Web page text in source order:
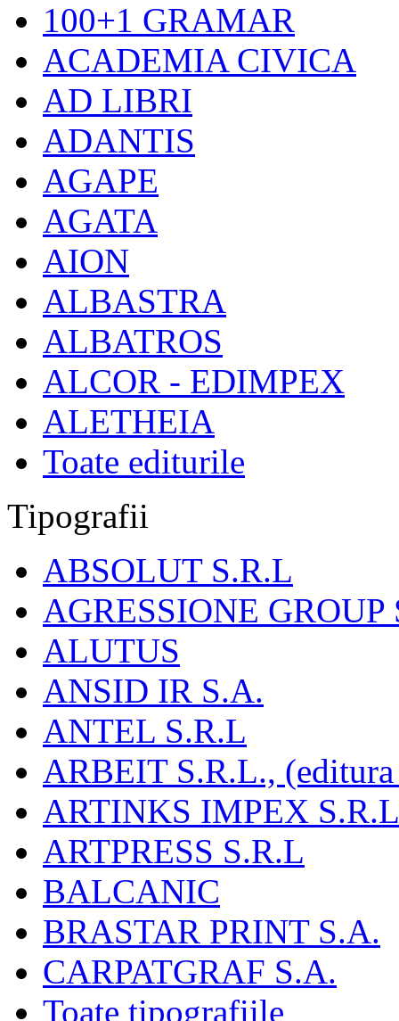
100+1 GRAMAR
ACADEMIA CIVICA
AD LIBRI
ADANTIS
AGAPE
AGATA
AION
ALBASTRA
ALBATROS
ALCOR - EDIMPEX
ALETHEIA
Toate editurile
Tipografii
ABSOLUT S.R.L
AGRESSIONE GROUP
ALUTUS
ANSID IR S.A.
ANTEL S.R.L
ARBEIT S.R.L.,
ARTINKS IMPEX
ARTPRESS S.R.L
BALCANIC
BRASTAR PRINT S.A.
CARPATGRAF S.A.
Toate tipografiile